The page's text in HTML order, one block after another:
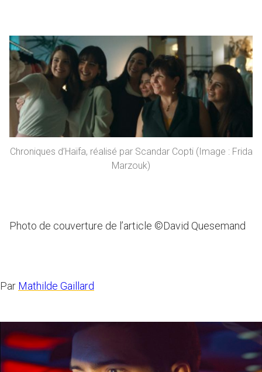
Chroniques d’Haïfa, réalisé par Scandar Copti (Image : Frida
Marzouk)
Photo de couverture de l’article ©David Quesemand
Par Mathilde Gaillard